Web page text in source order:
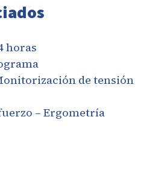
horas
de tensión
– Ergometría